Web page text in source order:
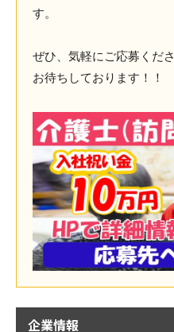
す。
ぜひ、気軽にご応募くだ
お待ちしております！！
企業情報